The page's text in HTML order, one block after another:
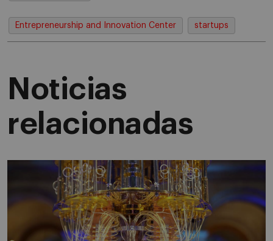
Entrepreneurship and Innovation Center startups
Noticias
relacionadas